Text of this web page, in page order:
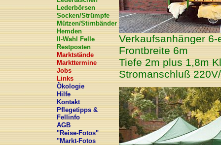
Lederbörsen
Socken/Strümpfe
Mützen/Stirnbänder
Hemden
II-Wahl Felle
Restposten
Marktstände
Markttermine
Jobs
Links
Ökologie
Hilfe
Kontakt
Pflegetipps &
Fellinfo
AGB
"Reise-Fotos"
"Markt-Fotos
Verkaufsanhänger 6-
Frontbreite 6m
Tiefe 2m plus 1,8m
Stromanschluß